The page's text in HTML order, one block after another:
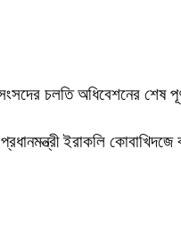
চলতি অধিবেশনের শেষ
ইরাকলি